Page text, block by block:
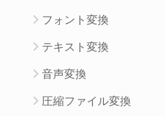
フォント変換
テキスト変換
音声変換
圧縮ファイル変換